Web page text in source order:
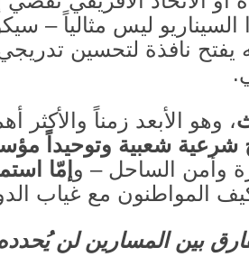
السيناريو ليس مثالياً –
يفتح نافذة لتحسين
.
، وهو الأبعد زمناً والأكثر
شرعية شعبية وتوحيداً
وأمن الساحل – و إمّا
المواطنون مع غياب
بين المسارين لن